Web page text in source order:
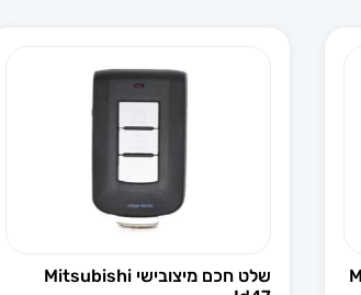
שלט חכם מיצובישי Mitsubishi